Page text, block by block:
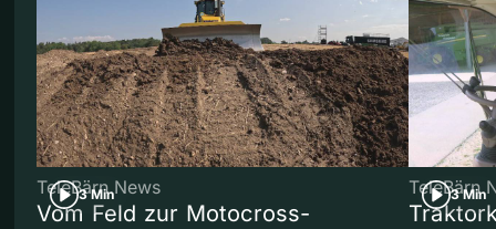
3 Min
TeleBärn News
Vom Feld zur Motocross-
3 Min
TeleBärn